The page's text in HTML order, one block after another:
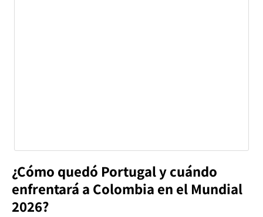
¿Cómo quedó Portugal y cuándo
enfrentará a Colombia en el Mundial
2026?